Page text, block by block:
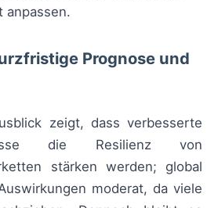
anpassen.
Prognose und
zeigt, dass verbesserte
die Resilienz von
stärken werden; global
moderat, da viele